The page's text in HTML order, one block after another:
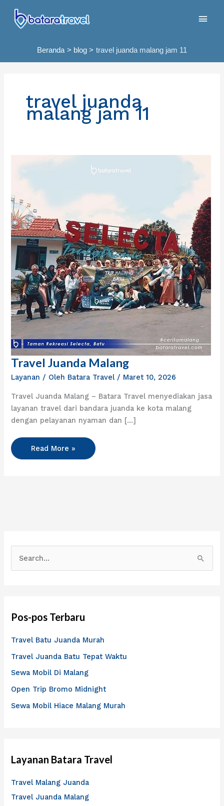
konten
Beranda blog travel juanda malang jam 11
travel juanda
malang jam 11
Travel Juanda Malang
Layanan / Oleh Batara Travel / Maret 10, 2026
Travel Juanda Malang – Batara Travel menyediakan jasa
layanan travel dari bandara juanda ke kota malang
dengan pelayanan nyaman dan […]
Travel
Juanda
Read More »
u
u
k
:
Pos-pos Terbaru
Travel Batu Juanda Murah
Travel Juanda Batu Tepat Waktu
Sewa Mobil Di Malang
Open Trip Bromo Midnight
Sewa Mobil Hiace Malang Murah
Layanan Batara Travel
Travel Malang Juanda
Travel Juanda Malang